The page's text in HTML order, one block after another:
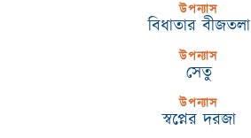
উপন্যাস
বিধাতার বীজতলা
উপন্যাস
সেতু
উপন্যাস
স্বপ্নের দরজা